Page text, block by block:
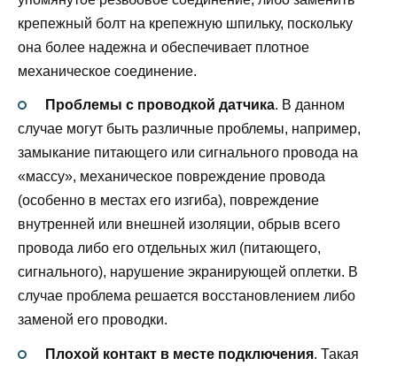
крепежный болт на крепежную шпильку, поскольку
она более надежна и обеспечивает плотное
механическое соединение.
Проблемы с проводкой датчика. В данном
случае могут быть различные проблемы, например,
замыкание питающего или сигнального провода на
«массу», механическое повреждение провода
(особенно в местах его изгиба), повреждение
внутренней или внешней изоляции, обрыв всего
провода либо его отдельных жил (питающего,
сигнального), нарушение экранирующей оплетки. В
случае проблема решается восстановлением либо
заменой его проводки.
Плохой контакт в месте подключения. Такая